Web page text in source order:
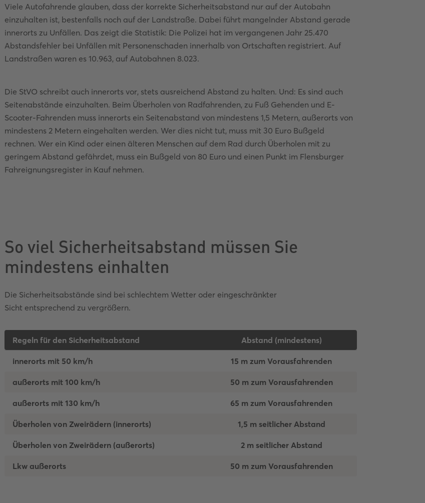
Viele Autofahrende glauben, dass der korrekte Sicherheitsabstand nur auf der Autobahn
einzuhalten ist, bestenfalls noch auf der Landstraße. Dabei führt mangelnder Abstand gerade
innerorts zu Unfällen. Das zeigt die Statistik: Die Polizei hat im vergangenen Jahr 25.470
Abstandsfehler bei Unfällen mit Personenschaden innerhalb von Ortschaften registriert. Auf
Landstraßen waren es 10.963, auf Autobahnen 8.023.
Die StVO schreibt auch innerorts vor, stets ausreichend Abstand zu halten. Und: Es sind auch
Seitenabstände einzuhalten. Beim Überholen von Radfahrenden, zu Fuß Gehenden und E-
Scooter-Fahrenden muss innerorts ein Seitenabstand von mindestens 1,5 Metern, außerorts von
mindestens 2 Metern eingehalten werden. Wer dies nicht tut, muss mit 30 Euro Bußgeld
rechnen. Wer ein Kind oder einen älteren Menschen auf dem Rad durch Überholen mit zu
geringem Abstand gefährdet, muss ein Bußgeld von 80 Euro und einen Punkt im Flensburger
Fahreignungsregister in Kauf nehmen.
So viel Sicherheitsabstand müssen Sie
mindestens einhalten
Die Sicherheitsabstände sind bei schlechtem Wetter oder eingeschränkter
Sicht entsprechend zu vergrößern.
Regeln für den Sicherheitsabstand Abstand (mindestens)
innerorts mit 50 km/h 15 m zum Vorausfahrenden
außerorts mit 100 km/h 50 m zum Vorausfahrenden
außerorts mit 130 km/h 65 m zum Vorausfahrenden
Überholen von Zweirädern (innerorts) 1,5 m seitlicher Abstand
Überholen von Zweirädern (außerorts) 2 m seitlicher Abstand
Lkw außerorts 50 m zum Vorausfahrenden